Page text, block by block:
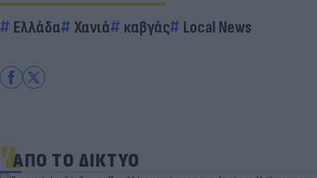
Ελλάδα Χανιά καβγάς Local News
ΑΠΟ ΤΟ ΔΙΚΤΥΟ